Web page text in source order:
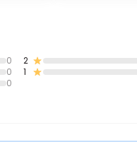
0
0
0
2
1